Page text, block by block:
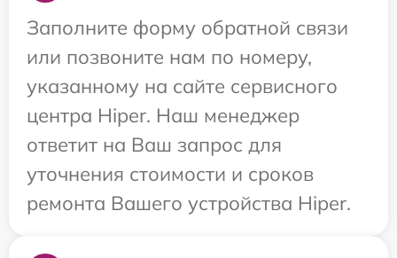
Заполните форму обратной связи
или позвоните нам по номеру,
указанному на сайте сервисного
центра Hiper. Наш менеджер
ответит на Ваш запрос для
уточнения стоимости и сроков
ремонта Вашего устройства Hiper.